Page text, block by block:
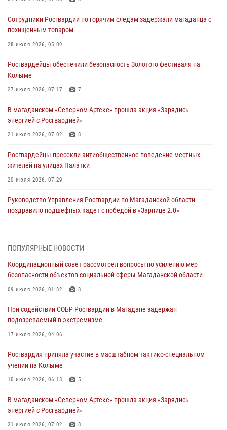
Сотрудники Росгвардии по горячим следам задержали магаданца с
похищенным товаром
28 июля 2026, 05:09
Росгвардейцы обеспечили безопасность Золотого фестиваля на
Колыме
27 июля 2026, 07:17 7
В магаданском «Северном Артеке» прошла акция «Зарядись
энергией с Росгвардией»
21 июля 2026, 07:02 8
Росгвардейцы пресекли антиобщественное поведение местных
жителей на улицах Палатки
20 июля 2026, 07:29
Руководство Управления Росгвардии по Магаданской области
поздравило подшефных кадет с победой в «Зарнице 2.0»
При содействии СОБР Росгвардии в Магадане задержан
17 июля 2026, 04:06
«Каникулы с Росгвардией» продолжаются на Колыме
Начальник Главного штаба – первый заместитель директора
Росгвардии Герой России генерал-полковник Сергей Бойко
15 июля 2026, 06:21
Кинологический тандем из Магадана завоевал бронзу на
15 июля 2026, 04:34
ПОПУЛЯРНЫЕ НОВОСТИ
Координационный совет рассмотрел вопросы по усилению мер
безопасности объектов социальной сферы Магаданской области
09 июля 2026, 01:32 8
При содействии СОБР Росгвардии в Магадане задержан
подозреваемый в экстремизме
17 июля 2026, 04:06
Росгвардия приняла участие в масштабном тактико-специальном
учении на Колыме
10 июля 2026, 06:18 5
В магаданском «Северном Артеке» прошла акция «Зарядись
энергией с Росгвардией»
21 июля 2026, 07:02 8